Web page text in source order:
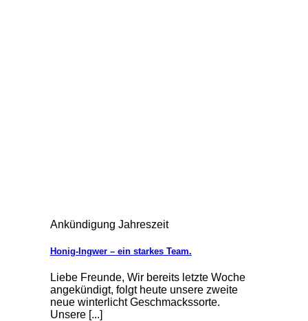
Ankündigung Jahreszeit
Honig-Ingwer – ein starkes Team.
Liebe Freunde, Wir bereits letzte Woche
angekündigt, folgt heute unsere zweite
neue winterlicht Geschmackssorte.
Unsere [...]